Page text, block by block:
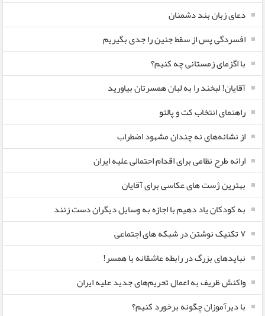
دعای زبان بند دشمنان
افسردگی پس از سقط جنین را جدی بگیریم
با اگزمای زمستانی چه کنیم؟
آقایان! لبخند را به لبان همسرتان بیاورید
راهنمای انتخاب کت و پالتو
از نشانه‌های نه چندان مشهود اضطراب
ارائه طرح نظامی برای اقدام احتمالی علیه ایران
بهترین ژست های عکاسی برای آقایان
به کودکان یاد دهیم با اجازه به وسایل دیگران دست زنند
۷ تکنیک نوشتن در شبکه های اجتماعی
نبایدهای بزرگ در رابطه عاشقانه با همسر!
واکنش ظریف به اعمال تحریم‌های جدید علیه ایران
با دیرآموزان چگونه برخورد کنیم؟